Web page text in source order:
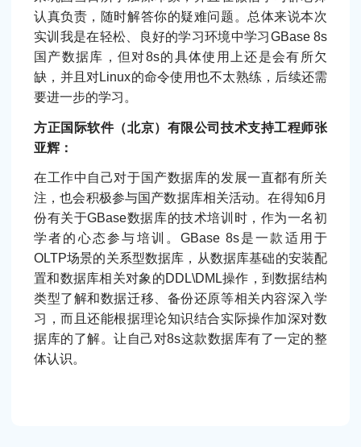
认真负责，随时解答你的疑难问题。总体来说本次
实训我是在轻松、良好的学习环境中学习GBase 8s
国产数据库，但对8s的具体使用上还是会有所欠
缺，并且对Linux的命令使用也不太熟练，后续还需
要进一步的学习。
方正国际软件（北京）有限公司技术支持工程师张
亚辉：
在工作中自己对于国产数据库的发展一直都有所关
注，也会积极参与国产数据库相关活动。在得知6月
份有关于GBase数据库的技术培训时，作为一名初
学者的心态参与培训。GBase 8s是一款适用于
OLTP场景的关系型数据库，从数据库基础的安装配
置和数据库相关对象的DDL\DML操作，到数据结构
类型了解和数据迁移、备份还原等相关内容深入学
习，而且还能根据理论知识结合实际操作加深对数
据库的了解。让自己对8s这款数据库有了一定的整
体认识。